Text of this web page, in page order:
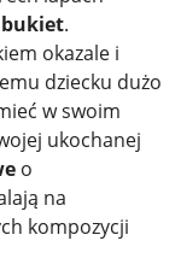
.
okazale i
dziecku dużo
w swoim
ukochanej
o
na
kompozycji